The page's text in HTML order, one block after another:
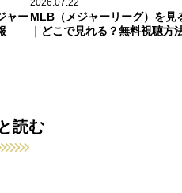
ャー
2026.07.22
MLB（メジャーリーグ）を見
｜どこで見れる？無料視聴方
読む